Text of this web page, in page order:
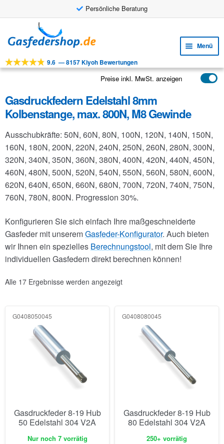
Persönliche Beratung
Navigation
springen
Inhalt
springen
Menü
Werkzeuge
Anwendungen
FAQ
9.6 —8157 Kiyoh Bewertungen
Preise inkl. MwSt. anzeigen
Gasdruckfedern Edelstahl 8mm
Kolbenstange, max. 800N, M8 Gewinde
Ausschubkräfte: 50N, 60N, 80N, 100N, 120N, 140N, 150N,
160N, 180N, 200N, 220N, 240N, 250N, 260N, 280N, 300N,
320N, 340N, 350N, 360N, 380N, 400N, 420N, 440N, 450N,
460N, 480N, 500N, 520N, 540N, 550N, 560N, 580N, 600N,
620N, 640N, 650N, 660N, 680N, 700N, 720N, 740N, 750N,
760N, 780N, 800N. Progression 30%.
Konfigurieren Sie sich einfach Ihre maßgeschneiderte
Gasfeder mit unseremGasfeder-Konfigurator. Auch bieten
wir Ihnen ein spezielles Berechnungstool, mit dem Sie Ihre
individuellen Gasfedern direkt berechnen können!
Alle 17 Ergebnisse werden angezeigt
G0408050045
Gasdruckfeder 8-19 Hub
50 Edelstahl 304 V2A
Nur noch 7 vorrätig
G0408080045
Gasdruckfeder 8-19 Hub
80 Edelstahl 304 V2A
250+ vorrätig